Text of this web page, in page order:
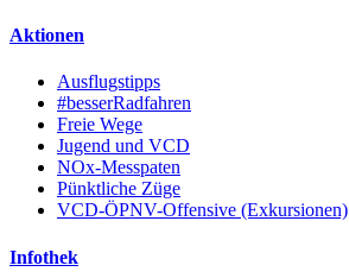
Aktionen
Ausflugstipps
#besserRadfahren
Freie Wege
Jugend und VCD
NOx-Messpaten
Pünktliche Züge
VCD-ÖPNV-Offensive (Exkursionen)
Infothek